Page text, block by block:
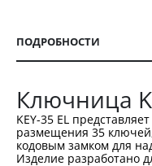
ПОДРОБНОСТИ
Ключница
KEY-35 EL
размещения 35
кодовым замком для
Изделие разработано